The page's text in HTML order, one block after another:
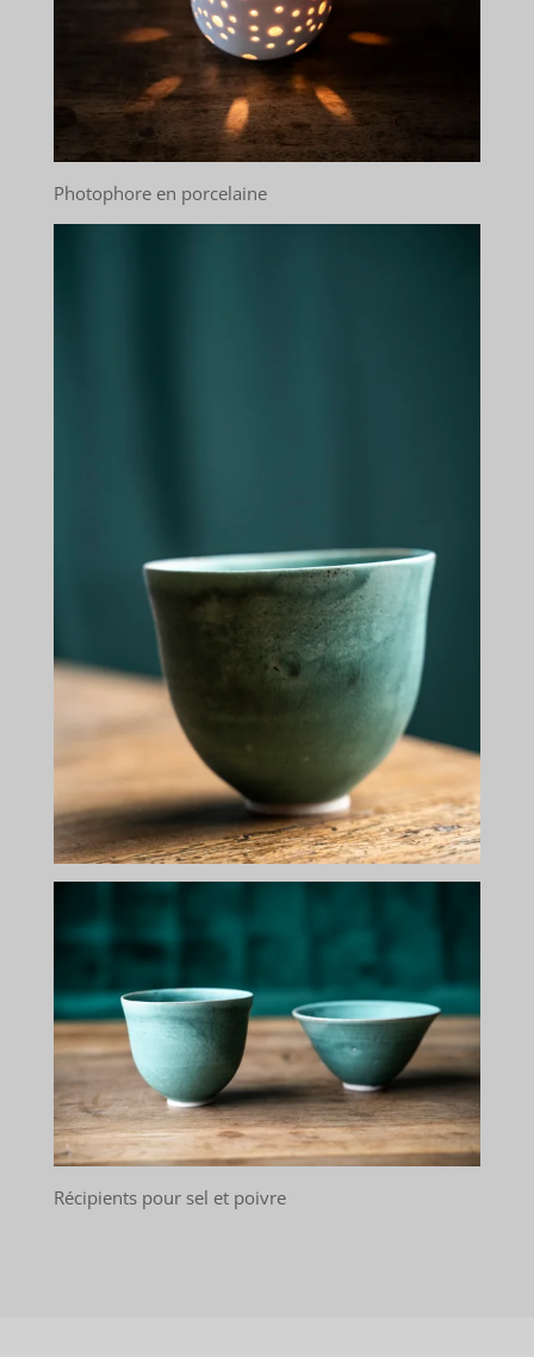
Photophore en porcelaine
Récipients pour sel et poivre